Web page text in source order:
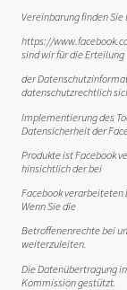
Vereinbarung finden Sie
https://
sind wir für die Erteilung
der
datenschutzrechtlich
Implementierung des
Datensicherheit der
Produkte ist Facebook
hinsichtlich der bei
Facebook verarbeiteten
Wenn Sie die
Betroffenenrechte bei
weiterzuleiten.
Die Datenübertragung
Kommission gestützt.